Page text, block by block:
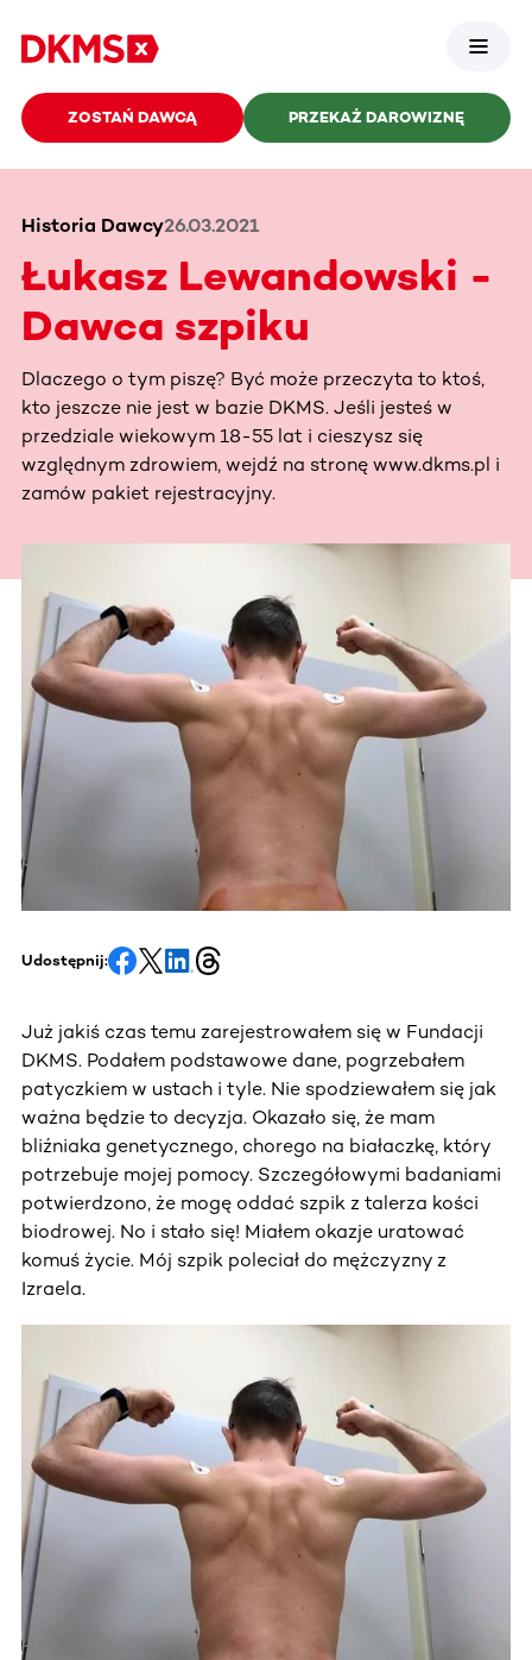
ZOSTAŃ DAWCĄ PRZEKAŻ DAROWIZNĘ
Historia Dawcy26.03.2021
Łukasz Lewandowski -
Dawca szpiku
Dlaczego o tym piszę? Być może przeczyta to ktoś,
kto jeszcze nie jest w bazie DKMS. Jeśli jesteś w
przedziale wiekowym 18-55 lat i cieszysz się
względnym zdrowiem, wejdź na stronę www.dkms.pl i
zamów pakiet rejestracyjny.
Udostępnij:
Już jakiś czas temu zarejestrowałem się w Fundacji
DKMS. Podałem podstawowe dane, pogrzebałem
patyczkiem w ustach i tyle. Nie spodziewałem się jak
ważna będzie to decyzja. Okazało się, że mam
bliźniaka genetycznego, chorego na białaczkę, który
potrzebuje mojej pomocy. Szczegółowymi badaniami
potwierdzono, że mogę oddać szpik z talerza kości
biodrowej. No i stało się! Miałem okazje uratować
komuś życie. Mój szpik poleciał do mężczyzny z
Izraela.